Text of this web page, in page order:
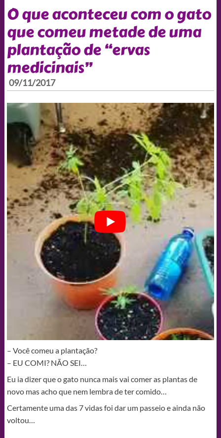
O que aconteceu com o gato
que comeu metade de uma
plantação de “ervas
medicinais”
09/11/2017
– Você comeu a plantação?
– EU COMI? NÃO SEI…
Eu ia dizer que o gato nunca mais vai comer as plantas de
novo mas acho que nem lembra de ter comido…
Certamente uma das 7 vidas foi dar um passeio e ainda não
voltou…